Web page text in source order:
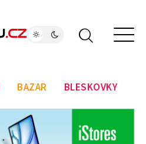
BAZAR BLESKOVKY